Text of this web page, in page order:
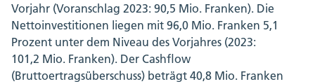
Vorjahr (Voranschlag 2023: 90,5 Mio. Franken). Die
Nettoinvestitionen liegen mit 96,0 Mio. Franken 5,1
Prozent unter dem Niveau des Vorjahres (2023:
101,2 Mio. Franken). Der Cashflow
(Bruttoertragsüberschuss) beträgt 40,8 Mio. Franken